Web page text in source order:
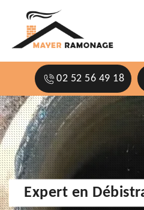
02 52 56 49 18
Expert en